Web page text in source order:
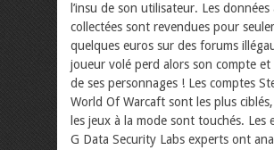
l’insu de son utilisateur. Les données
collectées sont revendues pour
quelques euros sur des forums
joueur volé perd alors son compte et
de ses personnages ! Les comptes
World Of Warcaft sont les plus
les jeux à la mode sont touchés. Les
G Data Security Labs experts ont